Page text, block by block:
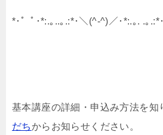
*･゜ﾟ･*:.｡..｡.:*･＼(^-^)／･*:.｡. .｡.:*
基本講座の詳細・申込み方法を知
だちからお知らせください。